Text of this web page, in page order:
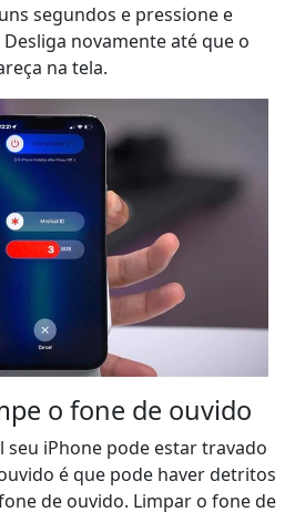
segundos e pressione e
novamente até que o
na tela.
o fone de ouvido
seu iPhone pode estar travado
é que pode haver detritos
de ouvido. Limpar o fone de